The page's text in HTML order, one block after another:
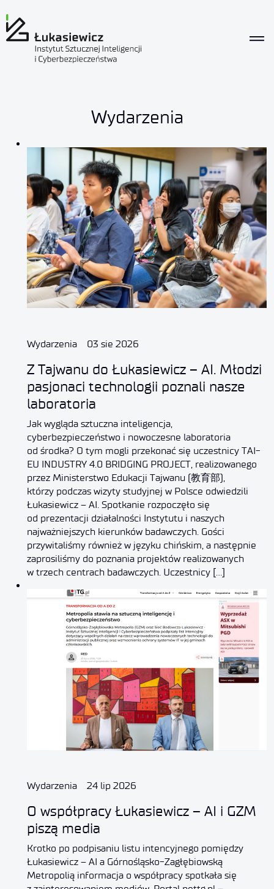
Wydarzenia
Wydarzenia 03 sie 2026
Z Tajwanu do Łukasiewicz – AI. Młodzi
pasjonaci technologii poznali nasze
laboratoria
Jak wygląda sztuczna inteligencja,
cyberbezpieczeństwo i nowoczesne laboratoria
od środka? O tym mogli przekonać się uczestnicy TAI-
EU INDUSTRY 4.0 BRIDGING PROJECT, realizowanego
przez Ministerstwo Edukacji Tajwanu (教育部),
którzy podczas wizyty studyjnej w Polsce odwiedzili
Łukasiewicz – AI. Spotkanie rozpoczęło się
od prezentacji działalności Instytutu i naszych
najważniejszych kierunków badawczych. Gości
przywitaliśmy również w języku chińskim, a następnie
zaprosiliśmy do poznania projektów realizowanych
w trzech centrach badawczych. Uczestnicy […]
Wydarzenia 24 lip 2026
O współpracy Łukasiewicz – AI i GZM
piszą media
Krotko po podpisaniu listu intencyjnego pomiędzy
Łukasiewicz – AI a Górnośląsko-Zagłębiowską
Metropolią informacja o współpracy spotkała się